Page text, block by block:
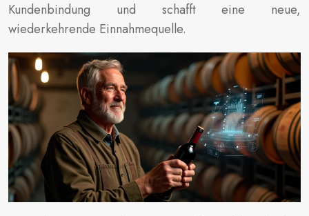
Kundenbindung und schafft eine neue,
wiederkehrende Einnahmequelle.